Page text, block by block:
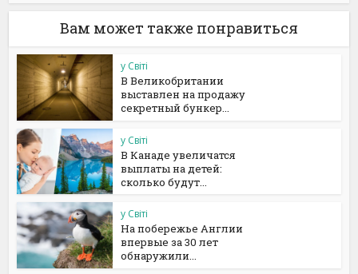
Вам может также понравиться
у Світі
В Великобритании
выставлен на продажу
секретный бункер...
у Світі
В Канаде увеличатся
выплаты на детей:
сколько будут...
у Світі
На побережье Англии
впервые за 30 лет
обнаружили...